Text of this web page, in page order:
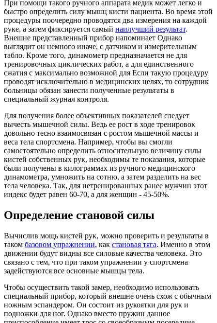
При помощи такого ручного аппарата медик может легко и
быстро определить силу мышц кисти пациента. Во время этой
процедуры поочередно проводятся два измерения на каждой
руке, а затем фиксируется самый наилучший результат.
Внешне представленный прибор напоминает Однако
выглядит он немного иначе, с датчиком и измерительным
табло. Кроме того, динамометр предназначается не для
тренировочных циклических работ, а для единственного
сжатия с максимально возможной для Если такую процедуру
проводят исключительно в медицинских целях, то сотрудник
больницы обязан занести полученные результаты в
специальный журнал контроля.
Для получения более объективных показателей следует
вычесть мышечной силы. Ведь ее рост в ходе тренировок
довольно тесно взаимосвязан с ростом мышечной массы и
веса тела спортсмена. Например, чтобы вы смогли
самостоятельно определить относительную величину силы
кистей собственных рук, необходимы те показания, которые
были получены в килограммах из ручного медицинского
динамометра, умножить на сотню, а затем разделить на вес
тела человека. Так, для нетренированных ранее мужчин этот
индекс будет равен 60-70, а для женщин - 45-50%.
Определение становой силы
Вычислив мощь кистей рук, можно проверить и результаты в
таком базовом упражнении, как становая тяга. Именно в этом
движении будут видны все силовые качества человека. Это
связано с тем, что при таком упражнении у спортсмена
задействуются все основные мышцы тела.
Чтобы осуществить такой замер, необходимо использовать
специальный прибор, который внешне очень схож с обычным
ножным эспандером. Он состоит из рукоятки для рук и
подножки для ног. Однако вместо пружин данное